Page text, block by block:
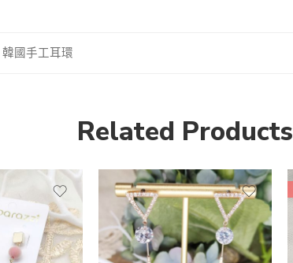
韓國手工耳環
Related Products